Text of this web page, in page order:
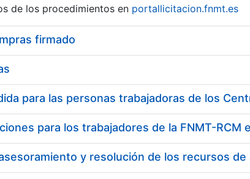
de los procedimientos en portallicitacion.fnmt.es
firmado